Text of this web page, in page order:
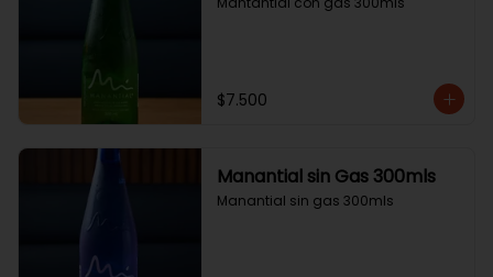
$7.500
Manantial sin Gas 300mls
Manantial sin gas 300mls